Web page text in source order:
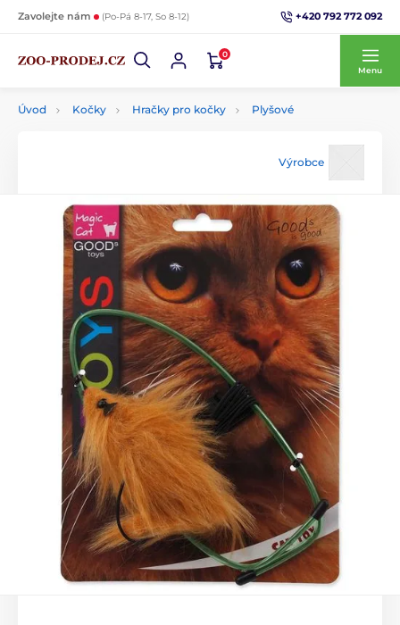
Zavolejte nám (Po-Pá 8-17, So 8-12) +420 792 772 092
0
Menu
Úvod Kočky Hračky pro kočky Plyšové
Výrobce